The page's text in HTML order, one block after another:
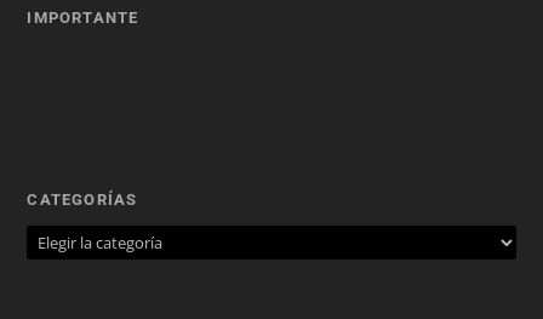
IMPORTANTE
CATEGORÍAS